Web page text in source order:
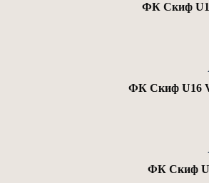
ФК Скиф
ФК Скиф U16
ФК Скиф